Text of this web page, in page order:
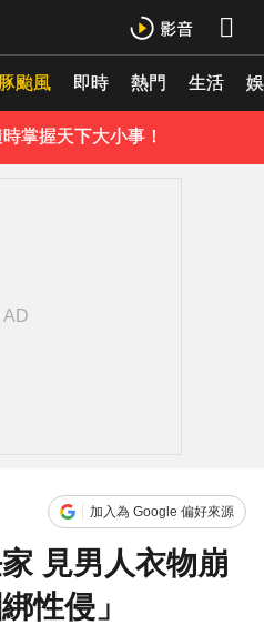
颱風 即時 熱門 生活
掌握天下大小事！
加入為 Google 偏好來源
見男人衣物崩
性侵」